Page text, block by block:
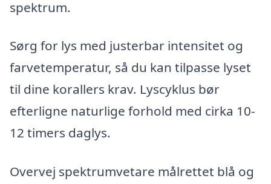
spektrum.
Sørg for lys med justerbar intensitet og
farvetemperatur, så du kan tilpasse lyset
til dine korallers krav. Lyscyklus bør
efterligne naturlige forhold med cirka 10-
12 timers daglys.
Overvej spektrumvetare målrettet blå og